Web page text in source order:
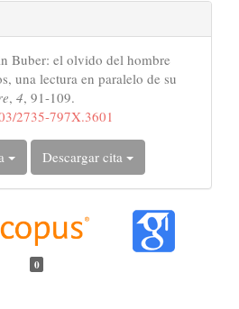
Buber: el olvido del hombre
una lectura en paralelo de su
, 4, 91-109.
2735-797X.3601
Descargar cita
0